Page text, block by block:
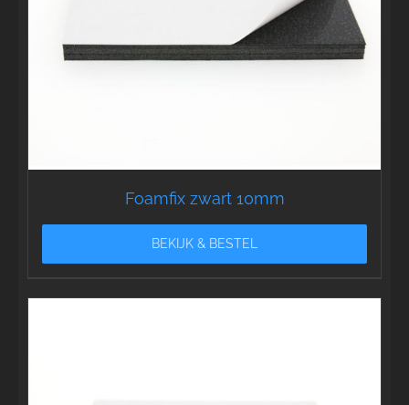
Foamfix zwart 10mm
BEKIJK & BESTEL